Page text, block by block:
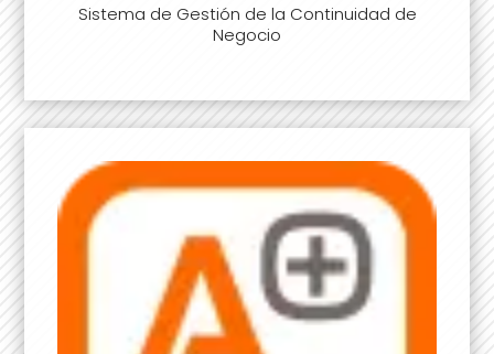
Sistema de Gestión de la Continuidad de
Negocio